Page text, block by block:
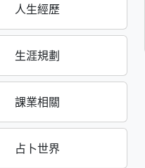
人生經歷
生涯規劃
課業相關
占卜世界